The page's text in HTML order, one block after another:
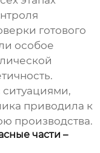
готового
особое
ситуациями,
приводила к
производства.
части –